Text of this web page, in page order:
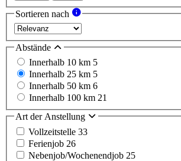
Sortieren nach
Abstände
Innerhalb 10 km 5
Innerhalb 25 km 5
Innerhalb 50 km 6
Innerhalb 100 km 21
Art der Anstellung
Vollzeitstelle 33
Ferienjob 26
Nebenjob/Wochenendjob 25